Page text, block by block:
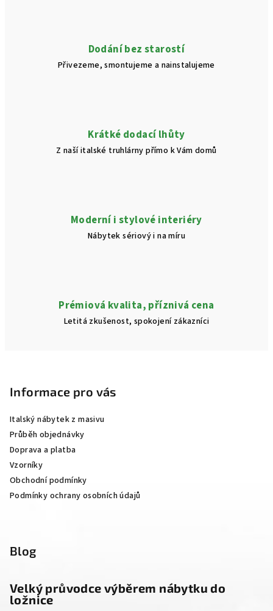
í
r
v
ý
p
Dodání bez starostí
Přivezeme, smontujeme a nainstalujeme
Krátké dodací lhůty
Z naší italské truhlárny přímo k Vám domů
Moderní i stylové interiéry
Nábytek sériový i na míru
Prémiová kvalita, příznivá cena
Letitá zkušenost, spokojení zákazníci
Informace pro vás
Italský nábytek z masivu
Průběh objednávky
Doprava a platba
Vzorníky
Obchodní podmínky
Podmínky ochrany osobních údajů
Blog
Velký průvodce výběrem nábytku do
ložnice